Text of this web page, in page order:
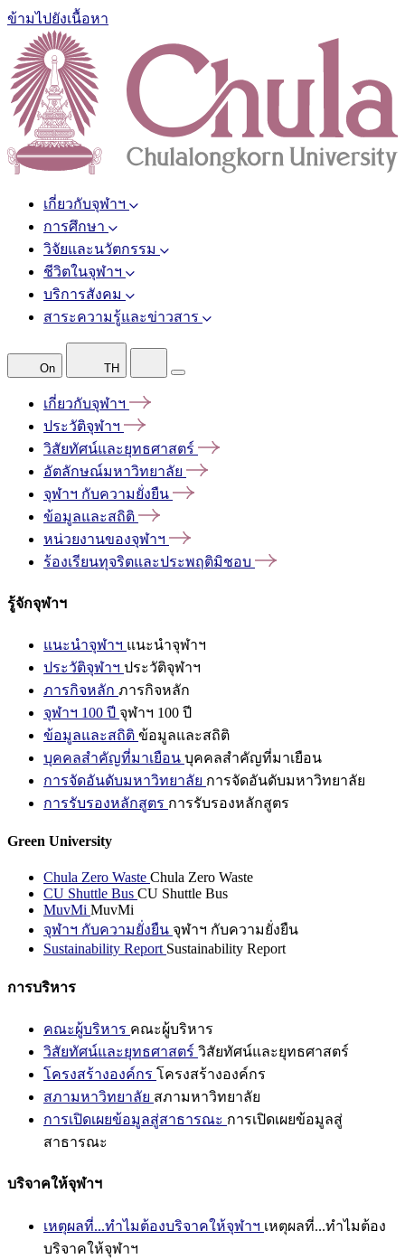
ข้ามไปยังเนื้อหา
เกี่ยวกับจุฬาฯ
การศึกษา
วิจัยและนวัตกรรม
ชีวิตในจุฬาฯ
บริการสังคม
สาระความรู้และข่าวสาร
On TH
เกี่ยวกับจุฬาฯ
ประวัติจุฬาฯ
วิสัยทัศน์และยุทธศาสตร์
อัตลักษณ์มหาวิทยาลัย
จุฬาฯ กับความยั่งยืน
ข้อมูลและสถิติ
หน่วยงานของจุฬาฯ
ร้องเรียนทุจริตและประพฤติมิชอบ
รู้จักจุฬาฯ
แนะนำจุฬาฯ แนะนำจุฬาฯ
ประวัติจุฬาฯ ประวัติจุฬาฯ
ภารกิจหลัก ภารกิจหลัก
จุฬาฯ 100 ปี จุฬาฯ 100 ปี
ข้อมูลและสถิติ ข้อมูลและสถิติ
บุคคลสำคัญที่มาเยือน บุคคลสำคัญที่มาเยือน
การจัดอันดับมหาวิทยาลัย การจัดอันดับมหาวิทยาลัย
การรับรองหลักสูตร การรับรองหลักสูตร
Green University
Chula Zero Waste Chula Zero Waste
CU Shuttle Bus CU Shuttle Bus
MuvMi MuvMi
จุฬาฯ กับความยั่งยืน จุฬาฯ กับความยั่งยืน
Sustainability Report Sustainability Report
การบริหาร
คณะผู้บริหาร คณะผู้บริหาร
วิสัยทัศน์และยุทธศาสตร์ วิสัยทัศน์และยุทธศาสตร์
โครงสร้างองค์กร โครงสร้างองค์กร
สภามหาวิทยาลัย สภามหาวิทยาลัย
การเปิดเผยข้อมูลสู่สาธารณะ การเปิดเผยข้อมูลสู่
สาธารณะ
บริจาคให้จุฬาฯ
เหตุผลที่...ทำไมต้องบริจาคให้จุฬาฯ เหตุผลที่...ทำไมต้อง
บริจาคให้จุฬาฯ